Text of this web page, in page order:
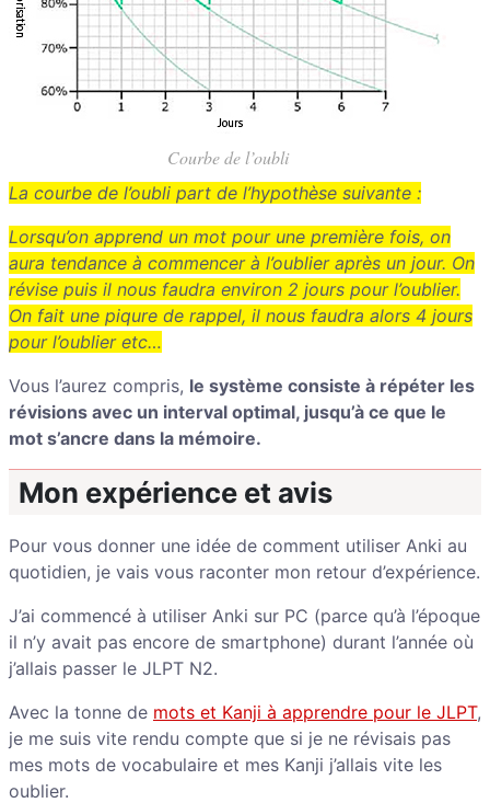
Courbe de l’oubli
La courbe de l’oubli part de l’hypothèse suivante :
Lorsqu’on apprend un mot pour une première fois, on
aura tendance à commencer à l’oublier après un jour. On
révise puis il nous faudra environ 2 jours pour l’oublier.
On fait une piqure de rappel, il nous faudra alors 4 jours
pour l’oublier etc…
Vous l’aurez compris, le système consiste à répéter les
révisions avec un interval optimal, jusqu’à ce que le
mot s’ancre dans la mémoire.
Mon expérience et avis
Pour vous donner une idée de comment utiliser Anki au
quotidien, je vais vous raconter mon retour d’expérience.
J’ai commencé à utiliser Anki sur PC (parce qu’à l’époque
il n’y avait pas encore de smartphone) durant l’année où
j’allais passer le JLPT N2.
Avec la tonne de mots et Kanji à apprendre pour le JLPT,
je me suis vite rendu compte que si je ne révisais pas
mes mots de vocabulaire et mes Kanji j’allais vite les
oublier.